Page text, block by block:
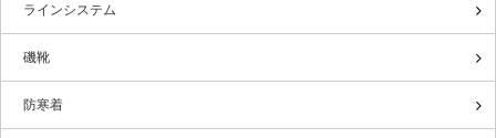
ラインシステム
磯靴
防寒着